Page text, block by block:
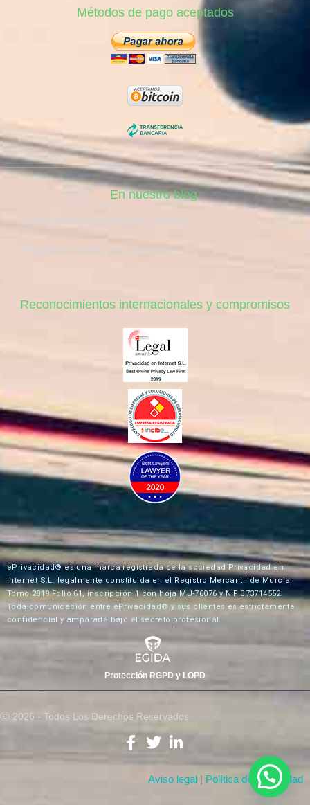
Métodos de pago aceptados
En nuestro blog
Reputación online para autónomos
Reconocimientos internacionales y compromisos
ePrivacidad® es una marca registrada de la sociedad Privacidad en
Internet S.L. legalmente constituida en el Registro Mercantil de Murcia,
Tomo 2819 Folio 61, inscripción 1 con hoja MU-76076 y NIF B73714552.
Toda comunicación entre ePrivacidad® y sus clientes es estrictamente
confidencial y amparada bajo el secreto profesional.
Protección RGPD y LOPD
Ⓒ 2026 - Todos Los Derechos Reservados
Aviso legal | Política de Privacidad